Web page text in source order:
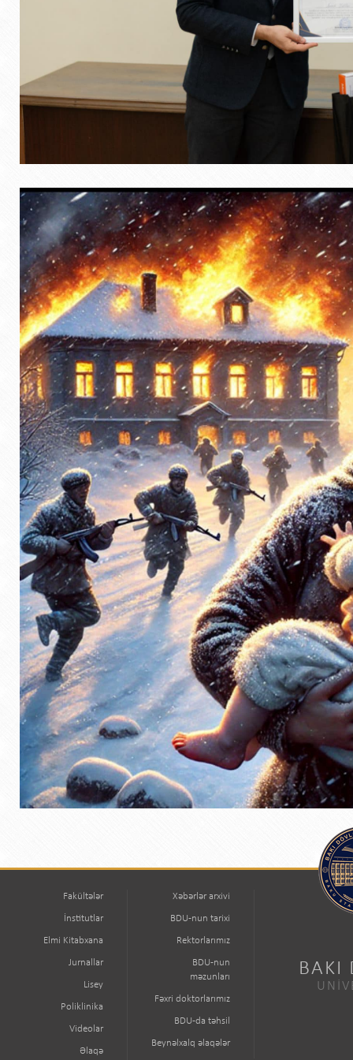
Fakültələr
İnstitutlar
Elmi Kitabxana
Jurnallar
Lisey
Poliklinika
Videolar
Əlaqə
Xəbərlər arxivi
BDU-nun tarixi
Rektorlarımız
BDU-nun
məzunları
Fəxri doktorlarımız
BDU-da təhsil
Beynəlxalq əlaqələr
BAKI